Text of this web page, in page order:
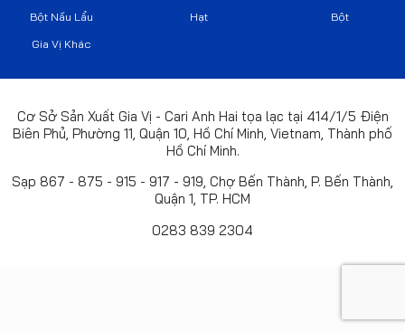
Bột Nấu Lẩu Hạt Bột
Gia Vị Khác
Cơ Sở Sản Xuất Gia Vị - Cari Anh Hai tọa lạc tại 414/1/5 Điện
Biên Phủ, Phường 11, Quận 10, Hồ Chí Minh, Vietnam, Thành phố
Hồ Chí Minh.
Sạp 867 - 875 - 915 - 917 - 919, Chợ Bến Thành, P. Bến Thành,
Quận 1, TP. HCM
0283 839 2304